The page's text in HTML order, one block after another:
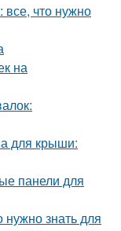
все, что нужно
на
для крыши:
панели для
знать для